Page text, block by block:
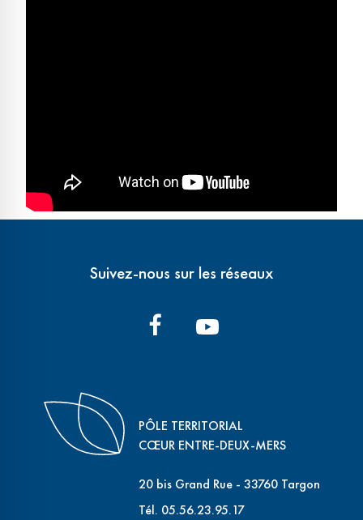
Suivez-nous sur les réseaux
PÔLE TERRITORIAL
CŒUR ENTRE-DEUX-MERS
20 bis Grand Rue - 33760 Targon
Tél. 05.56.23.95.17